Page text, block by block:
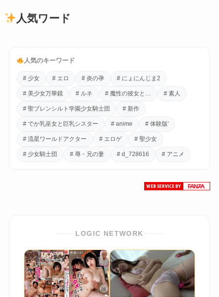
人気ワード
人気のキーワード
# 少女 # エロ # 炎の孕 # にょにんじま2
# 美少女万華鏡 # ルネ # 魔性の彼女と… # 素人
# 聖ブレンシルト学園少女騎士団 # 新作
# でか乳巫女と巨乳シスター # anime # 体験版'
# 流星ワールドアクター # エロゲ # 聖少女
# 少女騎士団 # 辱・兄の妻 # d_728616 # アニメ
LOGIC NETWORK